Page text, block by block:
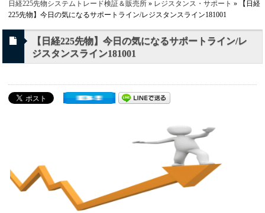
日経225先物システムトレード検証＆販売所 » レジスタンス・サポート » 【日経
225先物】今日の気になるサポートライン/レジスタンスライン181001
【日経225先物】今日の気になるサポートライン/レ
ジスタンスライン181001